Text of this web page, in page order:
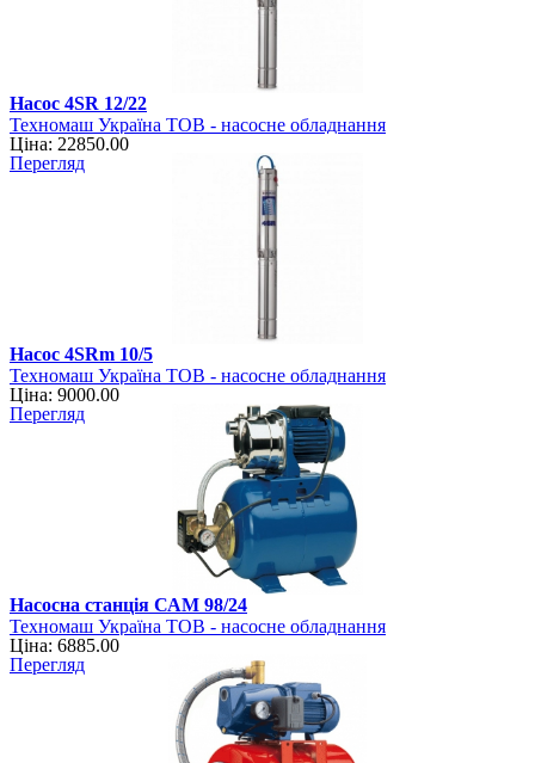
Насос 4SR 12/22
Техномаш Україна ТОВ - насосне обладнання
Ціна: 22850.00
Перегляд
Насос 4SRm 10/5
Техномаш Україна ТОВ - насосне обладнання
Ціна: 9000.00
Перегляд
Насосна станція САМ 98/24
Техномаш Україна ТОВ - насосне обладнання
Ціна: 6885.00
Перегляд